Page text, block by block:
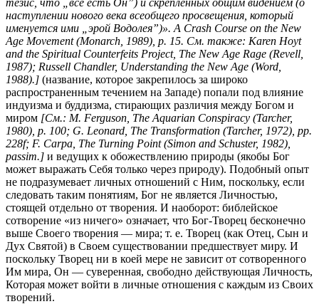
наступлении нового века всеобщего просвещения, который
именуется ими „эрой Водолея”)». A Crash Course on the New
Age Movement (Monarch, 1989), p. 15. См. также: Karen Hoyt
and the Spiritual Counterfeits Project, The New Age Rage (Revell,
1987); Russell Chandler, Understanding the New Age (Word,
1988).] (название, которое закрепилось за широко
распространенным течением на Западе) попали под влияние
индуизма и буддизма, стирающих различия между Богом и
миром [См.: M. Ferguson, The Aquarian Conspiracy (Tarcher,
1980), p. 100; G. Leonard, The Transformation (Tarcher, 1972), pp.
228f; F. Carpa, The Turning Point (Simon and Schuster, 1982),
passim.] и ведущих к обожествлению природы (якобы Бог
может выражать Себя только через природу). Подобный опыт
не подразумевает личных отношений с Ним, поскольку, если
следовать таким понятиям, Бог не является Личностью,
стоящей отдельно от творения. И наоборот: библейское
сотворение «из ничего» означает, что Бог-Творец бесконечно
выше Своего творения — мира; т. е. Творец (как Отец, Сын и
Дух Святой) в Своем существовании предшествует миру. И
поскольку Творец ни в коей мере не зависит от сотворенного
Им мира, Он — суверенная, свободно действующая Личность,
Которая может войти в личные отношения с каждым из Своих
творений.